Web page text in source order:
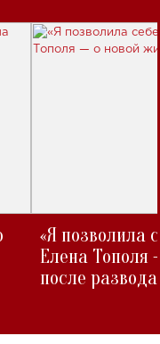
«Я позволила
Елена Тополя
после развода